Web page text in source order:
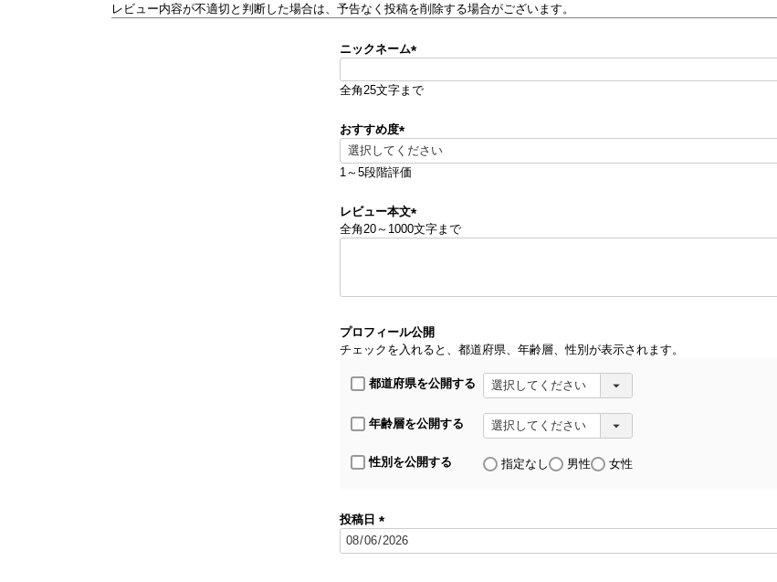
レビュー内容が不適切と判断した場合は、予告なく投稿を削除する場合がございます。
ニックネーム
必
全角25文字まで
おすすめ度
(
必
1～5段階評価
レビュー本文
(
全角20～1000文字まで
プロフィール公開
チェックを入れると、都道府県、年齢層、性別が表示されます。
都道府県を公開する
年齢層を公開する
性別を公開する 指定なし 男性 女性
投稿日
(